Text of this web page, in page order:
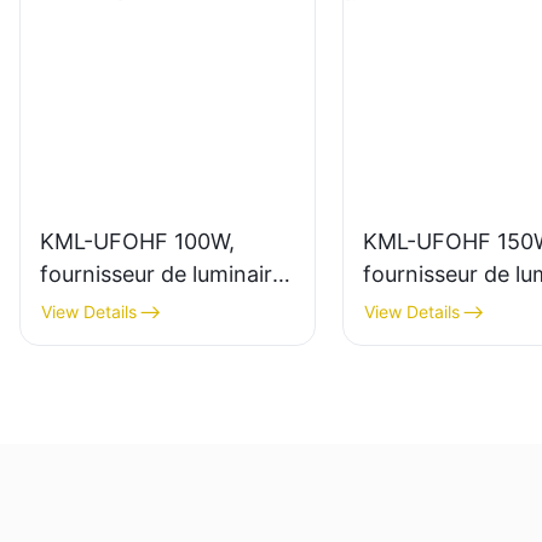
KML-UFOHF 100W,
fournisseur de luminaires
LED industriels pour
usines, entrepôts et
View Details
KML-UFOHF
fournisseur de
LED industriels
l'éclairage
View Details